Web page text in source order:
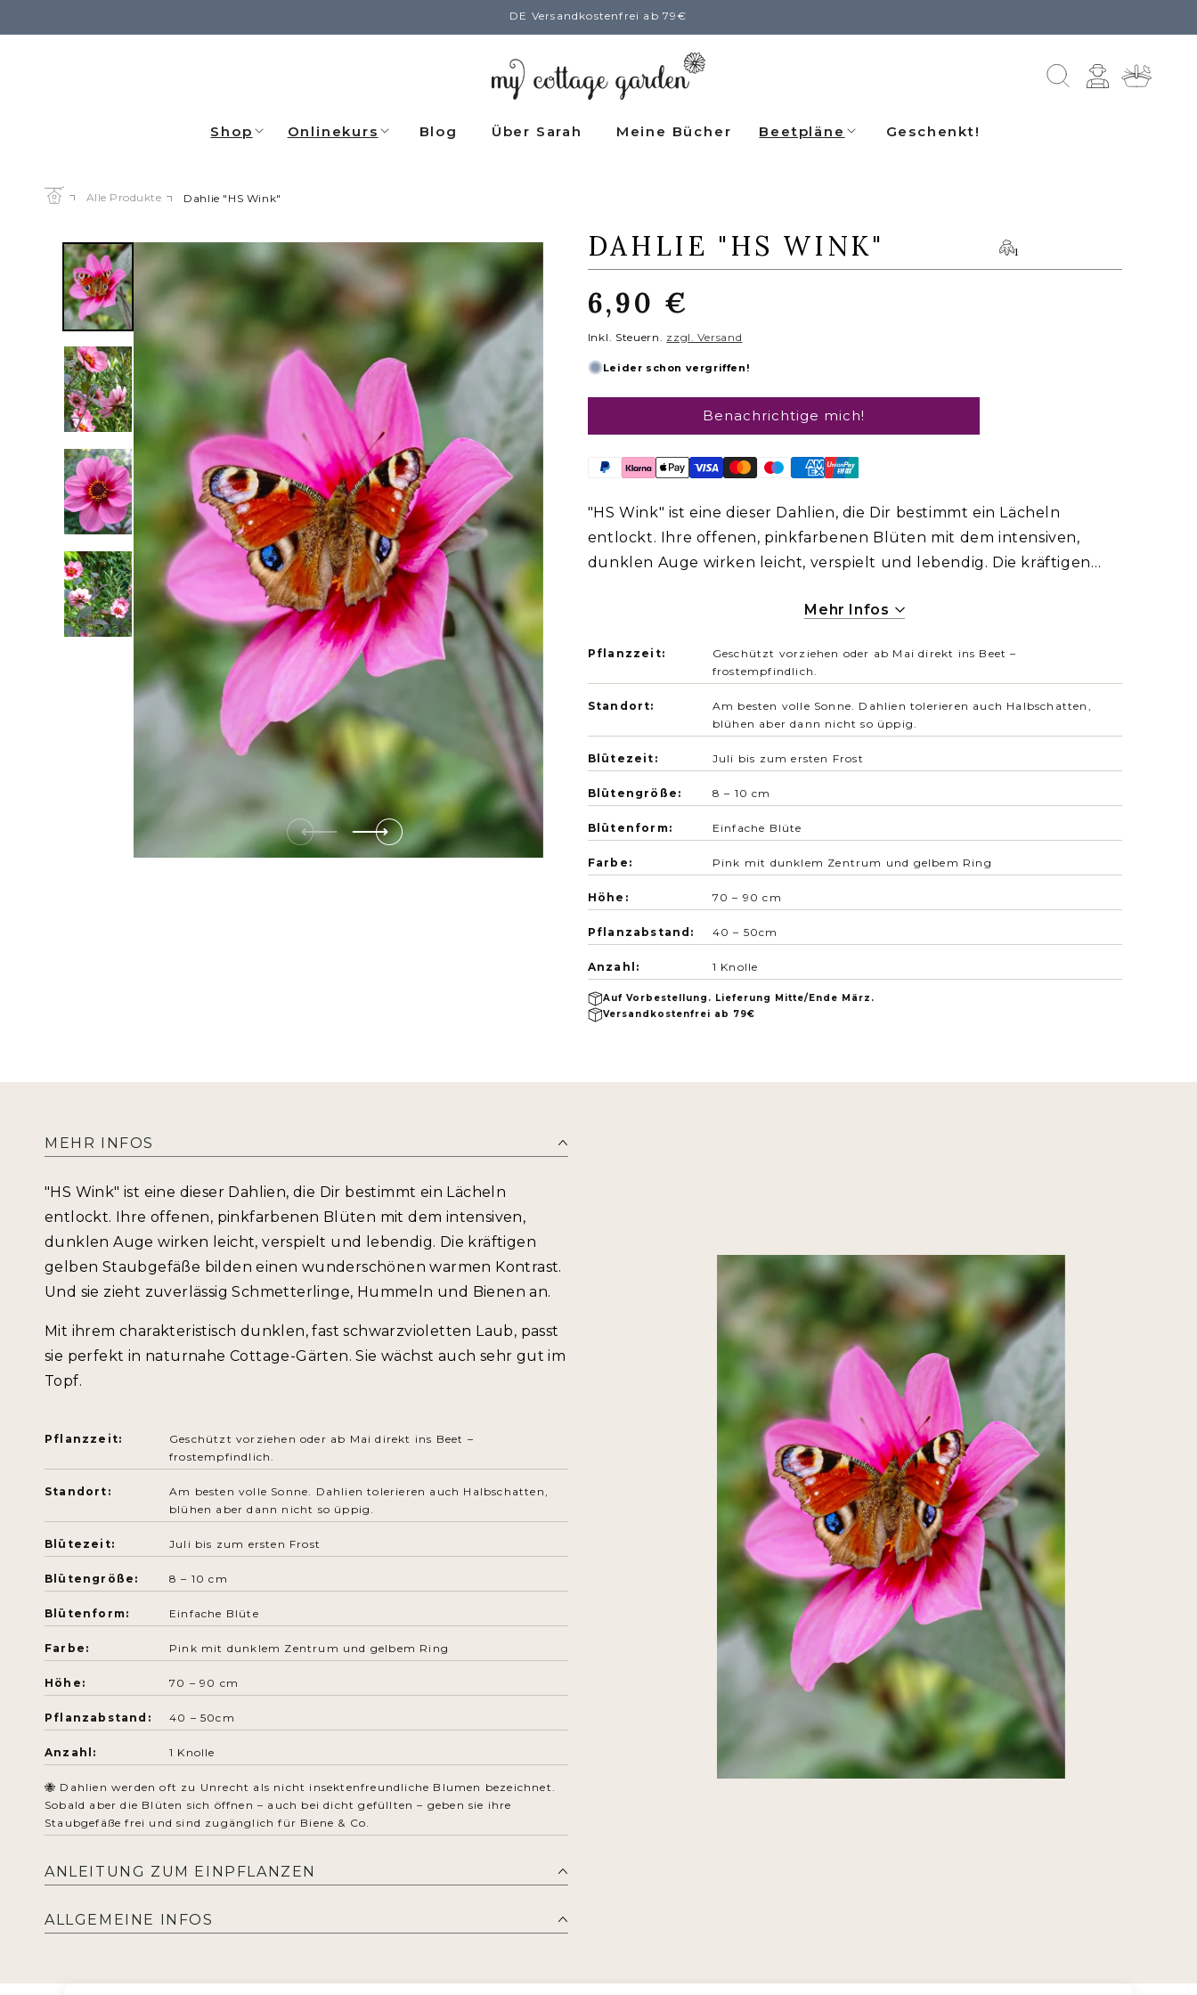
Inhalt
DE Versandkostenfrei ab 79€
Shop Onlinekurs Blog Über Sarah Meine Bücher Beetpläne Geschenkt!
EinloggenWarenkorb
Alle Produkte Dahlie "HS Wink"
DAHLIE "HS WINK" 1
Normaler
Preis
6,90 €
Inkl. Steuern. zzgl. Versand
Leider schon vergriffen!
Benachrichtige mich!
"HS Wink" ist eine dieser Dahlien, die Dir bestimmt ein Lächeln
entlockt. Ihre offenen, pinkfarbenen Blüten mit dem intensiven,
dunklen Auge wirken leicht, verspielt und lebendig. Die kräftigen
Und sie zieht zuverlässig Schmetterlinge, Hummeln und Bienen an.
sie perfekt in naturnahe Cottage-Gärten. Sie wächst auch sehr gut im
Topf.
Mehr Infos
Pflanzzeit:
Geschützt vorziehen oder ab Mai direkt ins Beet –
frostempfindlich.
Standort:
Am besten volle Sonne. Dahlien tolerieren auch Halbschatten,
blühen aber dann nicht so üppig.
Blütezeit: Juli bis zum ersten Frost
Blütengröße: 8 – 10 cm
Blütenform: Einfache Blüte
Farbe: Pink mit dunklem Zentrum und gelbem Ring
Höhe: 70 – 90 cm
Pflanzabstand: 40 – 50cm
Anzahl: 1 Knolle
Auf Vorbestellung. Lieferung Mitte/Ende März.
Versandkostenfrei ab 79€
MEHR INFOS
"HS Wink" ist eine dieser Dahlien, die Dir bestimmt ein Lächeln
entlockt. Ihre offenen, pinkfarbenen Blüten mit dem intensiven,
dunklen Auge wirken leicht, verspielt und lebendig. Die kräftigen
gelben Staubgefäße bilden einen wunderschönen warmen Kontrast.
Und sie zieht zuverlässig Schmetterlinge, Hummeln und Bienen an.
Mit ihrem charakteristisch dunklen, fast schwarzvioletten Laub, passt
sie perfekt in naturnahe Cottage-Gärten. Sie wächst auch sehr gut im
Topf.
Pflanzzeit:
Geschützt vorziehen oder ab Mai direkt ins Beet –
frostempfindlich.
Standort:
Am besten volle Sonne. Dahlien tolerieren auch Halbschatten,
blühen aber dann nicht so üppig.
Blütezeit: Juli bis zum ersten Frost
Blütengröße: 8 – 10 cm
Blütenform: Einfache Blüte
Farbe: Pink mit dunklem Zentrum und gelbem Ring
Höhe: 70 – 90 cm
Pflanzabstand: 40 – 50cm
Anzahl: 1 Knolle
🐝 Dahlien werden oft zu Unrecht als nicht insektenfreundliche Blumen bezeichnet.
Sobald aber die Blüten sich öffnen – auch bei dicht gefüllten – geben sie ihre
Staubgefäße frei und sind zugänglich für Biene & Co.
ANLEITUNG ZUM EINPFLANZEN
mit Erde bedecken,sparsam gießen, bis erste Triebe
ALLGEMEINE INFOS